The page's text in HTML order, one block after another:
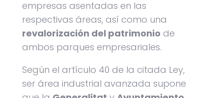
empresas asentadas en las
respectivas áreas, así como una
revalorización del patrimonio de
ambos parques empresariales.
Según el artículo 40 de la citada Ley,
ser área industrial avanzada supone